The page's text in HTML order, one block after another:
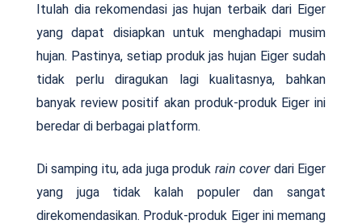
Itulah dia rekomendasi jas hujan terbaik dari Eiger
yang dapat disiapkan untuk menghadapi musim
hujan. Pastinya, setiap produk jas hujan Eiger sudah
tidak perlu diragukan lagi kualitasnya, bahkan
banyak review positif akan produk-produk Eiger ini
beredar di berbagai platform.
Di samping itu, ada juga produk rain cover dari Eiger
yang juga tidak kalah populer dan sangat
direkomendasikan. Produk-produk Eiger ini memang